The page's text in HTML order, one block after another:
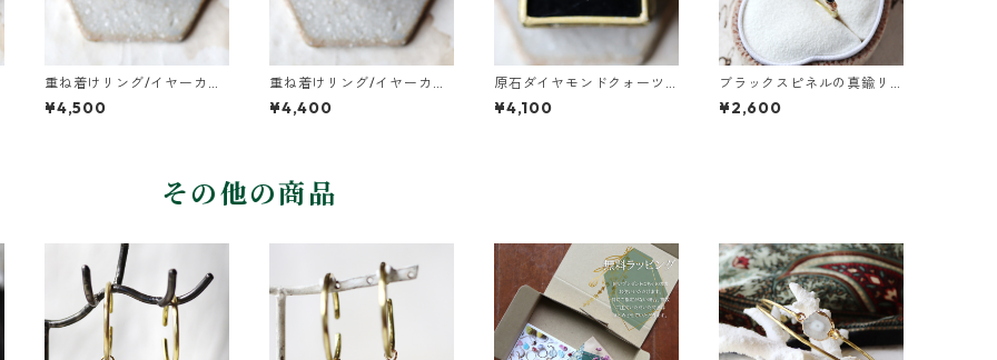
重ね着けリング/イヤーカフ
真鍮つちめ幅広・ブラック
スピネル
¥4,500
重ね着けリング/イヤーカ
フ 真鍮つちめ幅広・ガー
ネット
¥4,400
原石ダイヤモンドクォーツ
のイヤーカフ/リング
¥4,100
ブラックスピネルの真鍮リ
ング
¥2,600
その他の商品